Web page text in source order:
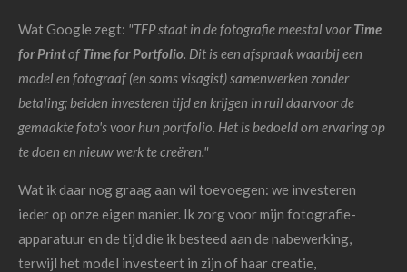
Wat Google zegt: "TFP staat in de fotografie meestal voorTime
for PrintofTime for Portfolio. Dit is een afspraak waarbij een
model en fotograaf (en soms visagist) samenwerken zonder
betaling; beiden investeren tijd en krijgen in ruil daarvoor de
gemaakte foto's voor hun portfolio. Het is bedoeld om ervaring op
te doen en nieuw werk te creëren."
Wat ik daar nog graag aan wil toevoegen: we investeren
ieder op onze eigen manier. Ik zorg voor mijn fotografie-
apparatuur en de tijd die ik besteed aan de nabewerking,
terwijl het model investeert in zijn of haar creatie,